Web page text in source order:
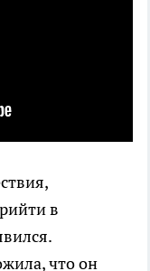
в
что он